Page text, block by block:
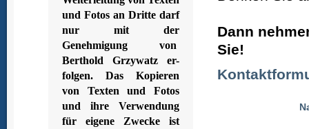
und Fotos an Dritte darf
nur mit der
Genehmigung von
Berthold Grzywatz er-
folgen. Das Kopieren
von Texten und Fotos
und ihre Verwendung
für eigene Zwecke ist
Dann
Sie!